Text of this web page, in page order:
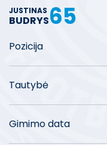
JUSTINAS
BUDRYS65
Pozicija
Tautybė
Gimimo data